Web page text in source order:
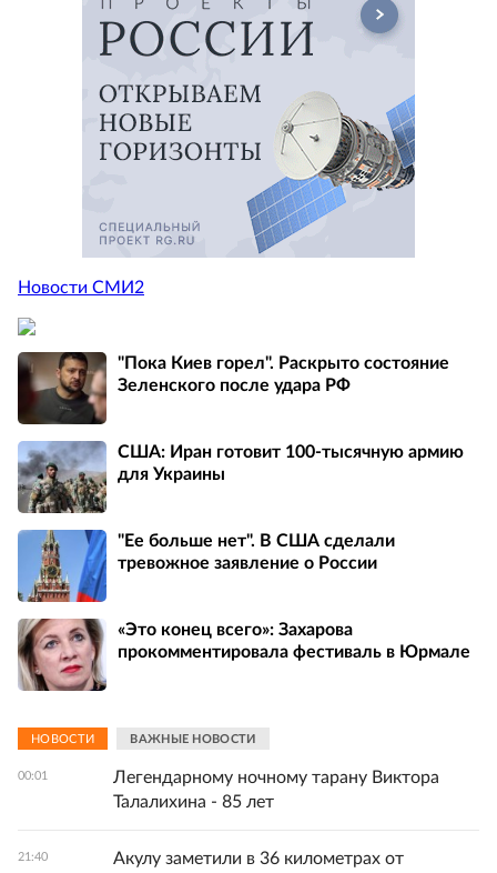
Новости СМИ2
"Пока Киев горел". Раскрыто состояние
Зеленского после удара РФ
США: Иран готовит 100-тысячную армию
для Украины
"Ее больше нет". В США сделали
тревожное заявление о России
«Это конец всего»: Захарова
прокомментировала фестиваль в Юрмале
НОВОСТИ ВАЖНЫЕ НОВОСТИ
00:01
Легендарному ночному тарану Виктора
Талалихина - 85 лет
21:40
Акулу заметили в 36 километрах от